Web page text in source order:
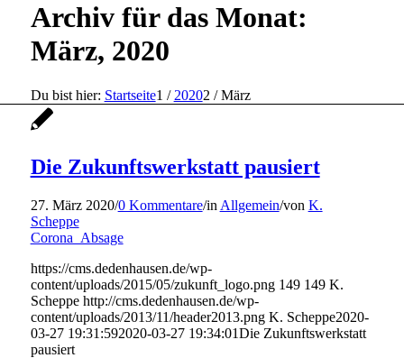
Archiv für das Monat:
März, 2020
Du bist hier: Startseite1 / 20202 / März
Die Zukunftswerkstatt pausiert
27. März 2020/0 Kommentare/in Allgemein/von K.
Scheppe
Corona_Absage
https://cms.dedenhausen.de/wp-
content/uploads/2015/05/zukunft_logo.png 149 149 K.
Scheppe http://cms.dedenhausen.de/wp-
content/uploads/2013/11/header2013.png K. Scheppe2020-
03-27 19:31:592020-03-27 19:34:01Die Zukunftswerkstatt
pausiert